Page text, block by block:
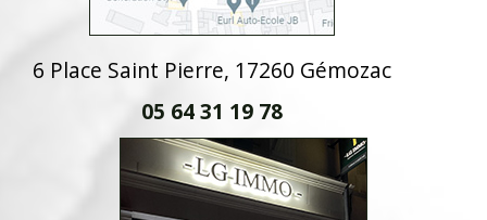
6 Place Saint Pierre, 17260 Gémozac
05 64 31 19 78